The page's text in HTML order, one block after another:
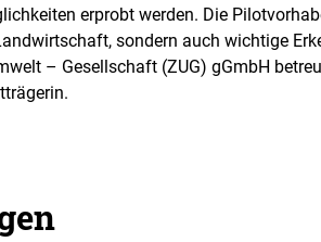
erprobt werden. Die
sondern auch wichtige
– Gesellschaft (ZUG) gGmbH